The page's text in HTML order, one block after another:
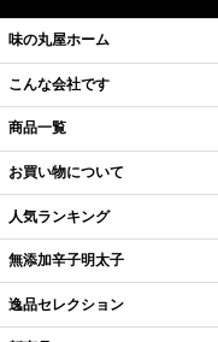
味の丸屋ホーム
こんな会社です
商品一覧
お買い物について
人気ランキング
無添加辛子明太子
逸品セレクション